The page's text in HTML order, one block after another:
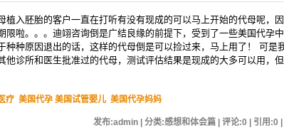
植入胚胎的客户一直在打听有没有现成的可以马上开始的代母呢，
限啦。。。迪翊咨询倒是广结良缘的前提下，受到了一些美国代孕
种种原因退出的话，这样的代母倒是可以捡过来，马上用了！ 可是
他诊所和医生批准过的代母，测试评估结果是现成的大多可以用，但
疗 美国代孕 美国试管婴儿 美国代孕妈妈
发布:admin | 分类:感想和体会篇 | 评论:0 | 引用:0 |